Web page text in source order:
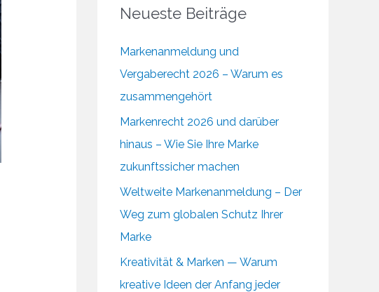
Neueste Beiträge
Markenanmeldung und
Vergaberecht 2026 – Warum es
zusammengehört
Markenrecht 2026 und darüber
hinaus – Wie Sie Ihre Marke
zukunftssicher machen
Weltweite Markenanmeldung – Der
Weg zum globalen Schutz Ihrer
Marke
Kreativität & Marken — Warum
kreative Ideen der Anfang jeder